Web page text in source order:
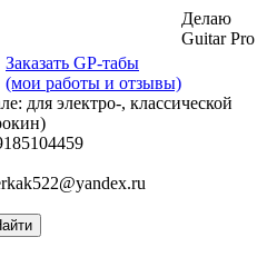
Заказать GP-табы
(мои работы и отзывы)
Делаю
Guitar Pro
для электро-, классической